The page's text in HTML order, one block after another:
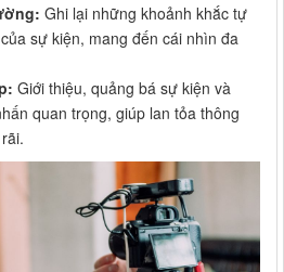
Ghi lại những khoảnh khắc tự
sự kiện, mang đến cái nhìn đa
Giới thiệu, quảng bá sự kiện và
quan trọng, giúp lan tỏa thông